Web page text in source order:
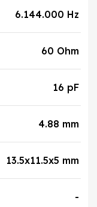
6.144.000 Hz
60 Ohm
16 pF
4.88 mm
13.5x11.5x5 mm
-